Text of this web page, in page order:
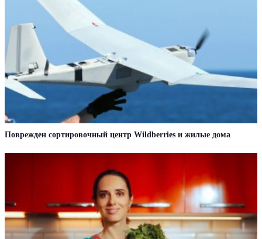
Поврежден сортировочный центр Wildberries и жилые дома